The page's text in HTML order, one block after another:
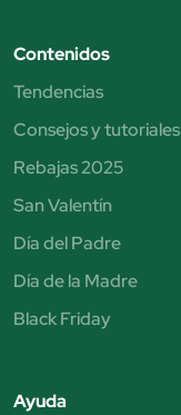
Contenidos
Tendencias
Consejos y tutoriales
Rebajas 2025
San Valentín
Día del Padre
Día de la Madre
Black Friday
Ayuda